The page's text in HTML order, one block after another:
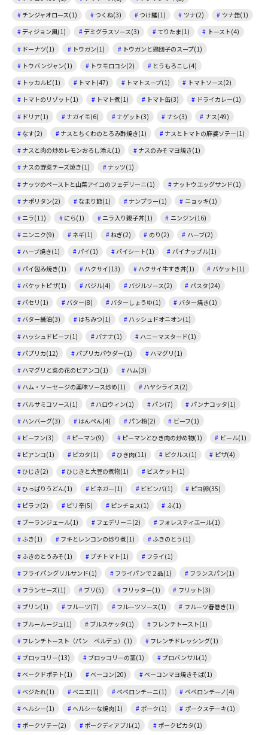
チンジャオロース(1)
つくね(3) つけ麺(1) ツナ(2)
ツナ缶(1)
ディジョン風(1)
デミグラスソース(3) てりたま(1)
トースト(4)
ドーナツ(1)
トウガン(1)
トウガンと鶏団子のスープ(1)
トウバンジャン(1)
トウモロコシ(2)
とうもろこし(4)
トッカルビ(1)
トマト(47) トマトスープ(1)
トマトソース(2)
トマトのリゾット(1)
トマト煮(1) トマト缶(3)
ドライカレー(1)
ドリア(1)
ナガイモ(6) ナゲット(3) ナシ(3)
ナス(49)
なす(2)
ナスとちくわのとろみ酢焼き(1)
ナスとトマトの麻婆ソテー(1)
ナスと肉の炒めレモンおろし添え(1)
ナスのみそマヨ焼き(1)
ナスの野菜チーズ焼き(1)
ナッツ(1)
ナッツのペーストと山菜アイコのフェデリーニ(1)
ナットウエッグサンド(1)
ナポリタン(2)
なまり節(1) ナンプラー(1)
ニョッキ(1)
ニラ(11)
にら(1) ニラ入り親子丼(1)
ニンジン(16)
ニンニク(9)
ネギ(1) ねぎ(2) のり(2)
ハーブ(2)
ハーブ焼き(1)
パイ(1) パイシート(1)
パイナップル(1)
パイ包み焼き(1)
ハクサイ(13) ハクサイ牛すき丼(1)
バケット(1)
バケットピザ(1)
バジル(4) バジルソース(2)
パスタ(24)
パセリ(1)
バター(8) バターしょうゆ(1)
バター焼き(1)
バター醤油(3)
はちみつ(1)
ハッシュドオニオン(1)
ハッシュドビーフ(1)
バナナ(1)
ハニーマスタード(1)
パプリカ(12)
パプリカパウダー(1)
ハマグリ(1)
ハマグリと菜の花のビアンコ(1)
ハム(3)
ハム・ソーセージの薬味ソース炒め(1)
ハヤシライス(2)
バルサミコソース(1)
ハロウィン(1) パン(7)
パンナコッタ(1)
ハンバーグ(3)
はんぺん(4) パン粉(2)
ビーフ(1)
ビーフン(3)
ピーマン(9) ピーマンとひき肉の炒め物(1)
ビール(1)
ビアンコ(1)
ピカタ(1) ひき肉(11) ピクルス(1)
ピザ(4)
ひじき(2)
ひじきと大豆の煮物(1)
ビスケット(1)
ひっぱりうどん(1)
ビネガー(1) ビビンバ(1)
ピヨ卵(35)
ピラフ(2)
ピリ辛(5) ピンチョス(1)
ふ(1)
ブーランジェール(1)
フェデリーニ(2)
フォレスティエール(1)
ふき(1)
フキとレンコンの炒り煮(1)
ふきのとう(1)
ふきのとうみそ(1)
プチトマト(1)
フライ(1)
フライパングリルサンド(1)
フライパンで２品(1)
フランスパン(1)
フランセーズ(1)
ブリ(5) フリッター(1)
フリット(3)
プリン(1)
フルーツ(7) フルーツソース(1)
フルーツ春巻き(1)
ブルールージュ(1)
ブルスケッタ(1)
フレンチトースト(1)
フレンチトースト（パン ペルデュ）(1)
フレンチドレッシング(1)
ブロッコリー(13)
ブロッコリーの茎(1)
プロバンサル(1)
ベークドポテト(1)
ベーコン(20)
ベーコンマヨ焼きそば(1)
ベジたれ(1)
ベニエ(1) ペペロンチーニ(1)
ペペロンチーノ(4)
ヘルシー(1)
ヘルシーな焼肉(1) ポーク(1)
ポークステーキ(1)
ポークソテー(2)
ポークディアブル(1)
ポークピカタ(1)